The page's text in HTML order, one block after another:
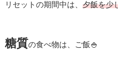
リセットの期間中は、 夕飯を少
糖質の食べ物は、ご飯🍚